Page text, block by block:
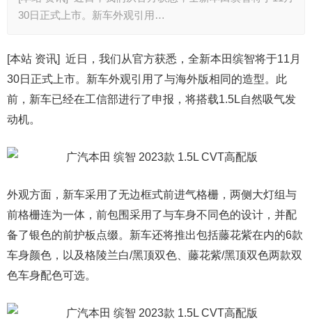
30日正式上市。新车外观引用…
[本站 资讯] 近日，我们从官方获悉，全新本田缤智将于11月
30日正式上市。新车外观引用了与海外版相同的造型。此
前，新车已经在工信部进行了申报，将搭载1.5L自然吸气发
动机。
外观方面，新车采用了无边框式前进气格栅，两侧大灯组与
前格栅连为一体，前包围采用了与车身不同色的设计，并配
备了银色的前护板点缀。新车还将推出包括藤花紫在内的6款
车身颜色，以及格陵兰白/黑顶双色、藤花紫/黑顶双色两款双
色车身配色可选。